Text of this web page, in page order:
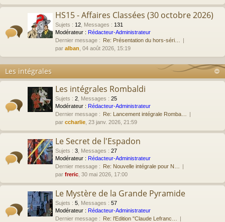
HS15 - Affaires Classées (30 octobre 2026)
Sujets : 12 Messages : 131
Modérateur : Rédacteur-Administrateur
Dernier message : Re: Présentation du hors-séri…
par alban , 04 août 2026, 15:19
Les intégrales
Les intégrales Rombaldi
Sujets : 2 Messages : 25
Modérateur : Rédacteur-Administrateur
Dernier message : Re: Lancement intégrale Romba…
par ccharlie , 23 janv. 2026, 21:59
Le Secret de l'Espadon
Sujets : 3 Messages : 27
Modérateur : Rédacteur-Administrateur
Dernier message : Re: Nouvelle intégrale pour N…
par freric , 30 mai 2026, 17:00
Le Mystère de la Grande Pyramide
Sujets : 5 Messages : 57
Modérateur : Rédacteur-Administrateur
Dernier message : Re: l'Edition "Claude Lefranc…